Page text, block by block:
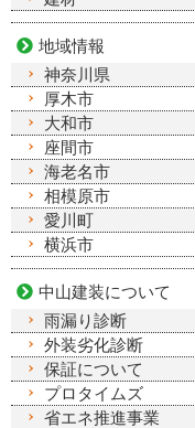
地域情報
神奈川県
厚木市
大和市
座間市
海老名市
相模原市
愛川町
横浜市
中山建装について
雨漏り診断
外装劣化診断
保証について
プロタイムズ
省エネ推進事業